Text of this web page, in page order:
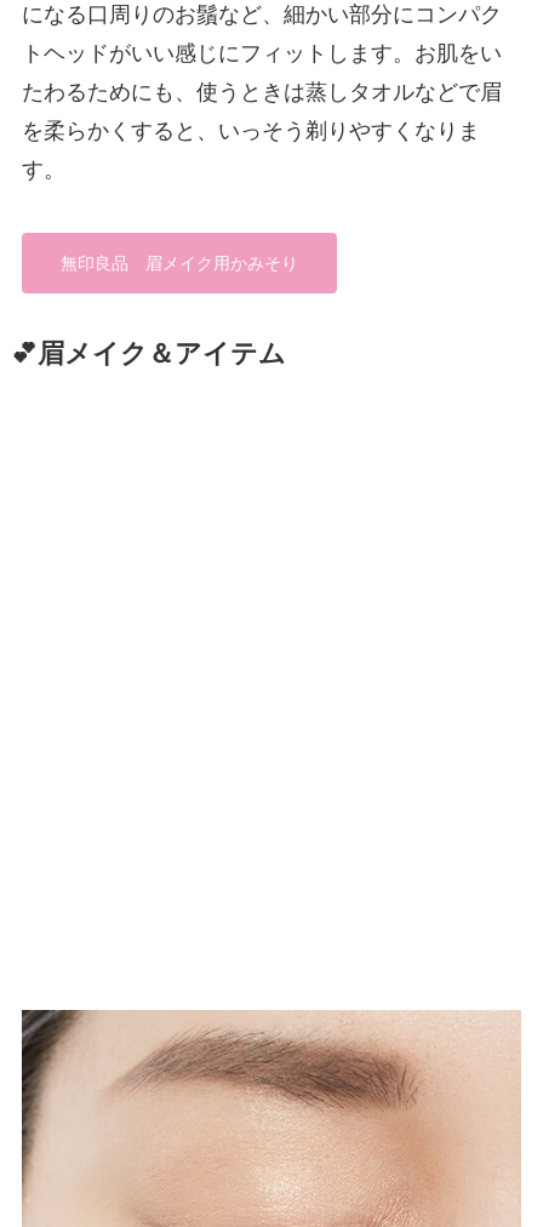
になる口周りのお鬚など、細かい部分にコンパク
トヘッドがいい感じにフィットします。お肌をい
たわるためにも、使うときは蒸しタオルなどで眉
を柔らかくすると、いっそう剃りやすくなりま
す。
無印良品 眉メイク用かみそり
💕眉メイク＆アイテム